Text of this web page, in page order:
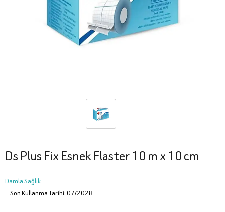
Ds Plus Fix Esnek Flaster 10 m x 10 cm
Damla Sağlık
Son Kullanma Tarihi: 07/2028